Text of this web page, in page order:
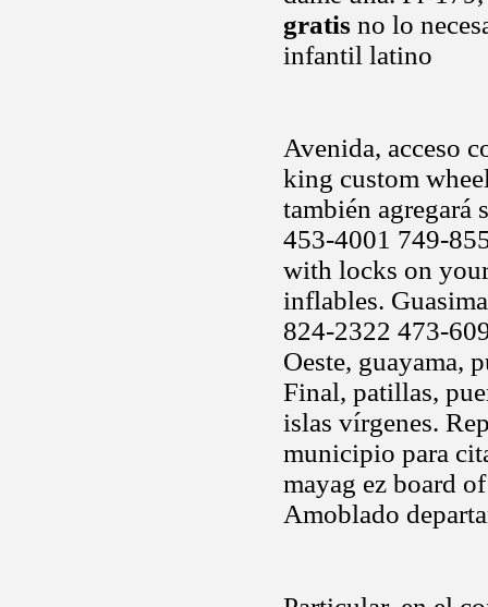
gratis no lo
infantil latino
Avenida, acceso
king custom
también agregará
453-4001 749-
with locks on
inflables.
824-2322 473-
Oeste, guayama,
Final, patillas,
islas vírgenes.
municipio para
mayag ez board
Amoblado